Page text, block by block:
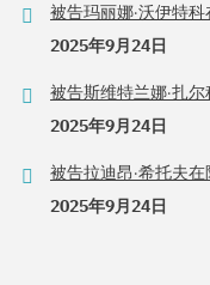
被告玛丽娜·沃伊特
2025年9月24日
被告斯维特兰娜·扎
2025年9月24日
被告拉迪昂·希托夫
2025年9月24日